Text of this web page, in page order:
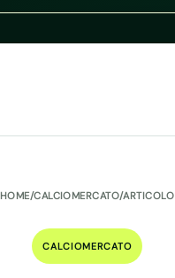
HOME/CALCIOMERCATO/ARTICOLO
CALCIOMERCATO